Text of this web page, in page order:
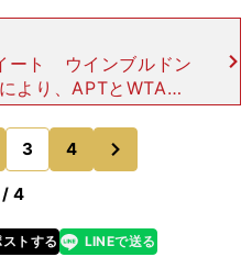
ート ウインブルドン
より、APTとWTAは
擁護する姿勢を示した
を大にして批判する
ク
のページへ3 4
4
トする
line LINEで送る